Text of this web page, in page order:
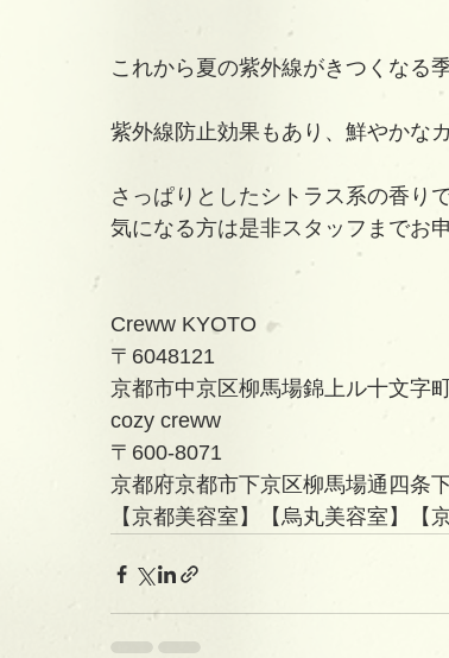
これから夏の紫外線がきつくなる
紫外線防止効果もあり、鮮やかな
さっぱりとしたシトラス系の香りで
気になる方は是非スタッフまでお
Creww KYOTO
〒6048121
京都市中京区柳馬場錦上ル十文字
cozy creww
〒600-8071
京都府京都市下京区柳馬場通四条
【京都美容室】【烏丸美容室】【